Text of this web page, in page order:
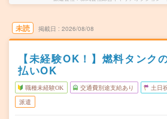
未読 掲載日 2026/08/08
【未経験OK！】燃料タンク
払いOK
職種未経験OK 交通費別途支給あり 土日
派遣